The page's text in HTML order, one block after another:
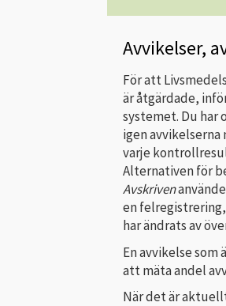
Avvikelser,
För att
är åtgärdade,
systemet. Du
igen
varje
Alternativen för
Avskriven
en
har ändrats av
En avvikelse som
att mäta andel
När det är